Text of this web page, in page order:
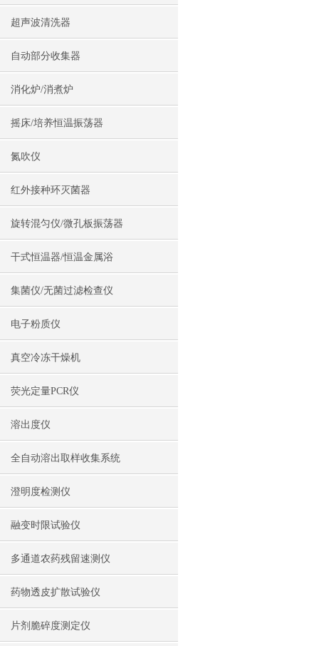
超声波清洗器
自动部分收集器
消化炉/消煮炉
摇床/培养恒温振荡器
氮吹仪
红外接种环灭菌器
旋转混匀仪/微孔板振荡器
干式恒温器/恒温金属浴
集菌仪/无菌过滤检查仪
电子粉质仪
真空冷冻干燥机
荧光定量PCR仪
溶出度仪
全自动溶出取样收集系统
澄明度检测仪
融变时限试验仪
多通道农药残留速测仪
药物透皮扩散试验仪
片剂脆碎度测定仪